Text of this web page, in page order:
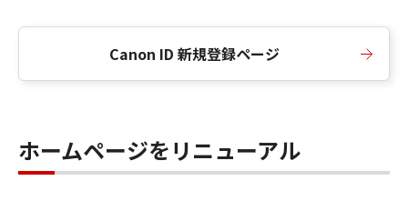
Canon ID 新規登録ページ
ホームページをリニューアル